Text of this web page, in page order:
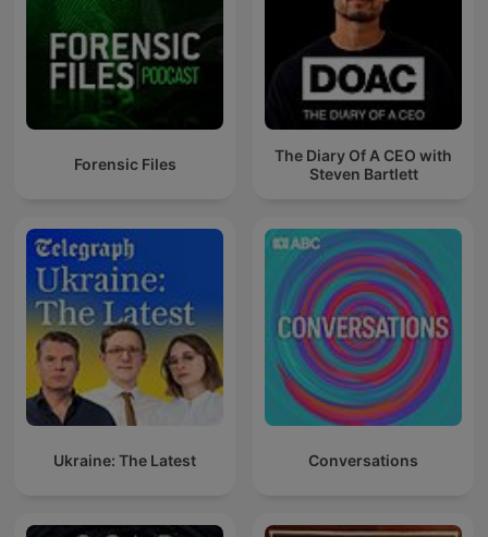
Forensic Files
The Diary Of A CEO with
Steven Bartlett
Ukraine: The Latest Conversations